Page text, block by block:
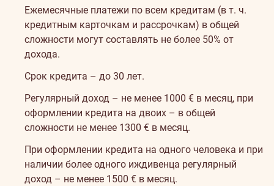
Ежемесячные платежи по всем кредитам (в т. ч.
кредитным карточкам и рассрочкам) в общей
сложности могут составлять не более 50% от
дохода.
Срок кредита – до 30 лет.
Регулярный доход – не менее 1000 € в месяц, при
оформлении кредита на двоих – в общей
сложности не менее 1300 € в месяц.
При оформлении кредита на одного человека и при
наличии более одного иждивенца регулярный
доход – не менее 1500 € в месяц.